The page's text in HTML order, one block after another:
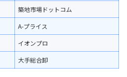
築地市場ドットコム
A-プライス
イオンプロ
大手総合卸